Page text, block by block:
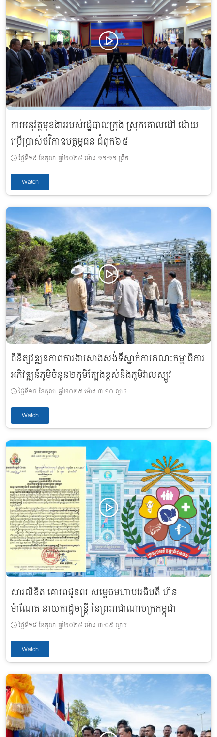
ការអនុវត្តមុខងាររបស់រដ្ឋបាលក្រុង ស្រុកគោលដៅ ដោយ
ប្រើប្រាស់ថវិកាឧបត្ថម្ភធន ជំពូក៦៥
ថ្ងៃទី១៩ ខែតុលា ឆ្នាំ២០២៥ ម៉ោង ១១:១១ ព្រឹក
Watch
ពិនិត្យវឌ្ឍនភាពការងារសាងសង់ទីស្នាក់ការគណៈកម្មាធិការ
អភិវឌ្ឍន៍ភូមិចំនួន២ភូមិត្បែងខ្ពស់និងភូមិវាលស្បូវ
ថ្ងៃទី១៨ ខែតុលា ឆ្នាំ២០២៥ ម៉ោង ៣:១០ ល្ងាច
Watch
សារលិខិត គោរពជូនពរ សម្តេចមហាបវរធិបតី ហ៊ុន
ម៉ាណែត នាយករដ្ឋមន្ត្រី នៃព្រះរាជាណាចក្រកម្ពុជា
ថ្ងៃទី១៨ ខែតុលា ឆ្នាំ២០២៥ ម៉ោង ៣:០៩ ល្ងាច
Watch